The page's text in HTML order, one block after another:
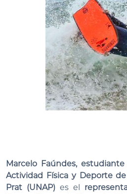
Marcelo Faúndes,
Actividad Física y Deporte
Prat (UNAP) es el